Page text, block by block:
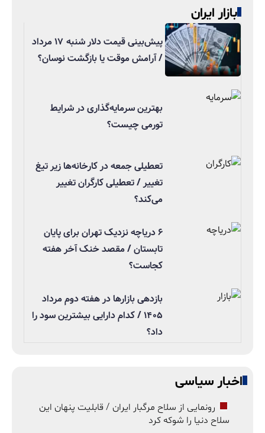
بازار ایران
پیش‌بینی قیمت دلار شنبه ۱۷ مرداد
/ آرامش موقت یا بازگشت نوسان؟
بهترین سرمایه‌گذاری در شرایط
تورمی چیست؟
تعطیلی جمعه در کارخانه‌ها زیر تیغ
تغییر / تعطیلی کارگران تغییر
می‌کند؟
۶ دریاچه نزدیک تهران برای پایان
تابستان / مقصد خنک آخر هفته
کجاست؟
بازدهی بازارها در هفته دوم مرداد
۱۴۰۵ / کدام دارایی بیشترین سود را
داد؟
اخبار سیاسی
رونمایی از سلاح مرگبار ایران / قابلیت پنهان این
سلاح دنیا را شوکه کرد